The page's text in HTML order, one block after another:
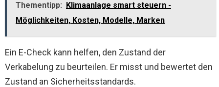
Thementipp: Klimaanlage smart steuern -
Möglichkeiten, Kosten, Modelle, Marken
Ein E-Check kann helfen, den Zustand der
Verkabelung zu beurteilen. Er misst und bewertet den
Zustand an Sicherheitsstandards.